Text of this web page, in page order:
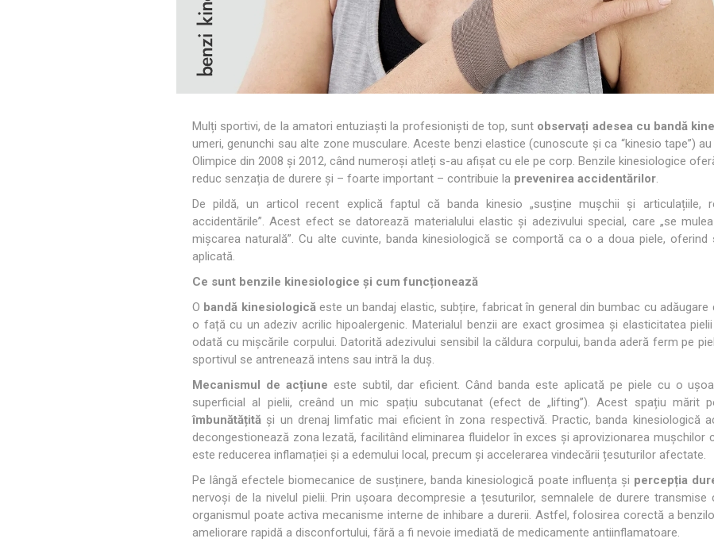
BENZI KINESIOLOGICE
STRAPIT ADVANCE – 5CM X
PERFORMANȚA
VITAMINE ȘI MINERALE: ROL
ESENȚIAL ÎN PERFORMANȚA
L-CARNITINA
MINI BANDS
ALTE BENZI
MINGI FITNESS SI YOGA
GREUTATI - GANTERE -
CROSSFIT AND FITNESS BĂRI
KINETOTERAPIE
Recuperare Sportiva
RECOSPORT
Cryopush
ALTE APARATE COMPRESIE
ULTRASUNET LASER
MAGNETOTERAPIE
Porti, Plase si Accesorii
Lazi transport aluminiu
Mulți sportivi, de la amatori entuziaști la profesioniști de top, sunt observați adesea cu bandă
umeri, genunchi sau alte zone musculare. Aceste benzi elastice (cunoscute și ca “kinesio tape”)
Olimpice din 2008 și 2012, când numeroși atleți s-au afișat cu ele pe corp. Benzile kinesiologice
reduc senzația de durere și – foarte important – contribuie la prevenirea accidentărilor.
De pildă, un articol recent explică faptul că banda kinesio „susține mușchii și articulațiile,
accidentările”. Acest efect se datorează materialului elastic și adezivului special, care „se
mișcarea naturală”. Cu alte cuvinte, banda kinesiologică se comportă ca o a doua piele,
aplicată.
Ce sunt benzile kinesiologice și cum funcționează
O bandă kinesiologicăeste un bandaj elastic, subțire, fabricat în general din bumbac cu adăugare
o față cu un adeziv acrilic hipoalergenic. Materialul benzii are exact grosimea și elasticitatea
odată cu mișcările corpului. Datorită adezivului sensibil la căldura corpului, banda aderă ferm pe
sportivul se antrenează intens sau intră la duș.
Mecanismul de acțiune este subtil, dar eficient. Când banda este aplicată pe piele cu o
superficial al pielii, creând un mic spațiu subcutanat (efect de „lifting”). Acest spațiu mărit
îmbunătățită și un drenaj limfatic mai eficient în zona respectivă. Practic, banda kinesiologică
decongestionează zona lezată, facilitând eliminarea fluidelor în exces și aprovizionarea mușchilor
este reducerea inflamației și a edemului local, precum și accelerarea vindecării țesuturilor afectate.
Pe lângă efectele biomecanice de susținere, banda kinesiologică poate influența și percepția
nervoși de la nivelul pielii. Prin ușoara decompresie a țesuturilor, semnalele de durere transmise
organismul poate activa mecanisme interne de inhibare a durerii. Astfel, folosirea corectă a
ameliorare rapidă a disconfortului, fără a fi nevoie imediată de medicamente antiinflamatoare.